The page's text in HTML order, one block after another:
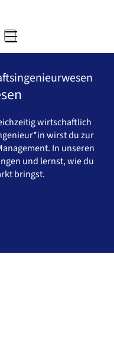
Hauptnavigation
wirtschaftlich
wirst du zur
In unseren
und lernst, wie du
bringst.